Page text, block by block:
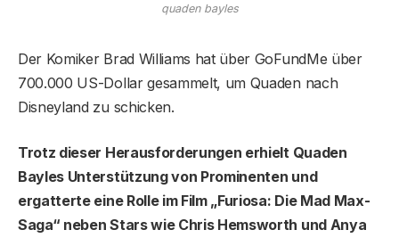
quaden bayles
Der Komiker Brad Williams hat über GoFundMe über
700.000 US-Dollar gesammelt, um Quaden nach
Disneyland zu schicken.
Trotz dieser Herausforderungen erhielt Quaden
Bayles Unterstützung von Prominenten und
ergatterte eine Rolle im Film „Furiosa: Die Mad Max-
Saga“ neben Stars wie Chris Hemsworth und Anya